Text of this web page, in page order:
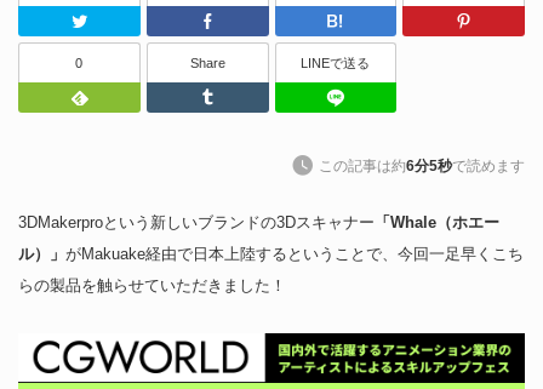
Twitter Facebook はてなブッ
0
Feedly
Share
Tumblr
LINEで送る
この記事は約6分5秒で読めます
3DMakerproという新しいブランドの3Dスキャナー 「Whale（ホエー
ル）」 がMakuake経由で日本上陸するということで、今回一足早くこち
らの製品を触らせていただきました！